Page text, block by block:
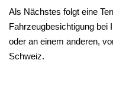
Als Nächstes folgt eine
Fahrzeugbesichtigung bei
oder an einem anderen,
Schweiz.